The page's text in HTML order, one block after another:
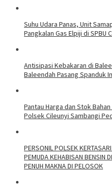
Suhu Udara Panas, Unit
Pangkalan Gas Elpiji di SPBU
Antisipasi Kebakaran di
Baleendah Pasang Spanduk
Pantau Harga dan Stok
Polsek Cileunyi Sambangi
PERSONIL POLSEK
PEMUDA KEHABISAN BENSIN
PENUH MAKNA DI PELOSOK